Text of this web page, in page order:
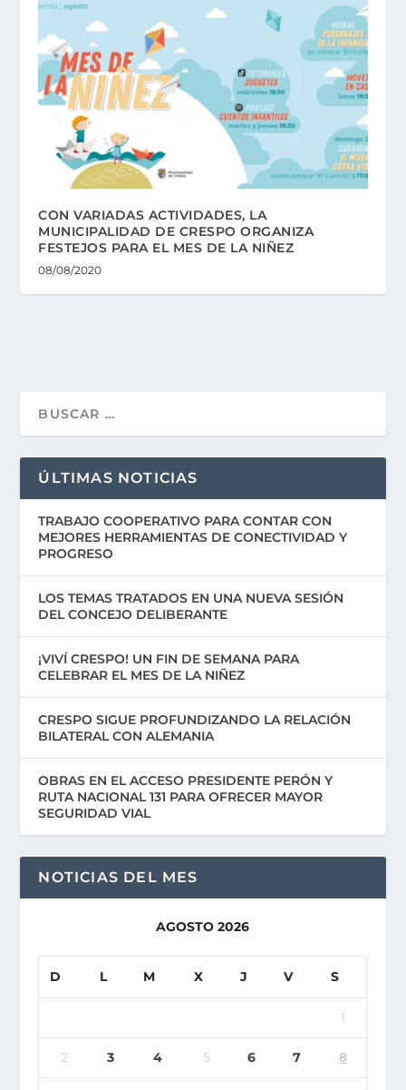
CON VARIADAS ACTIVIDADES, LA
MUNICIPALIDAD DE CRESPO ORGANIZA
FESTEJOS PARA EL MES DE LA NIÑEZ
08/08/2020
ÚLTIMAS NOTICIAS
TRABAJO COOPERATIVO PARA CONTAR CON
MEJORES HERRAMIENTAS DE CONECTIVIDAD Y
PROGRESO
LOS TEMAS TRATADOS EN UNA NUEVA SESIÓN
DEL CONCEJO DELIBERANTE
¡VIVÍ CRESPO! UN FIN DE SEMANA PARA
CELEBRAR EL MES DE LA NIÑEZ
CRESPO SIGUE PROFUNDIZANDO LA RELACIÓN
BILATERAL CON ALEMANIA
OBRAS EN EL ACCESO PRESIDENTE PERÓN Y
RUTA NACIONAL 131 PARA OFRECER MAYOR
SEGURIDAD VIAL
NOTICIAS DEL MES
AGOSTO 2026
D L M X J V S
1
2 3 4 5 6 7 8